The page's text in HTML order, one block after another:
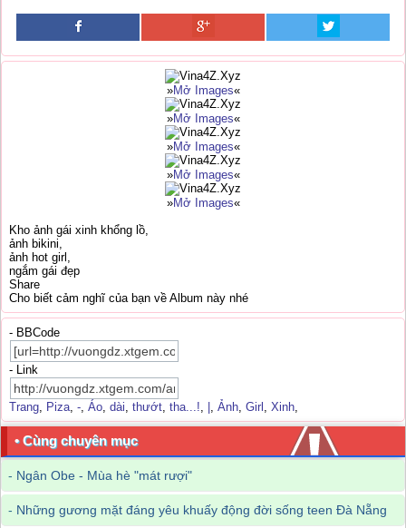
»Mở Images«
»Mở Images«
»Mở Images«
»Mở Images«
»Mở Images«
Kho ảnh gái xinh khổng lồ,
ảnh bikini,
ảnh hot girl,
ngắm gái đẹp
Share
Cho biết cảm nghĩ của bạn về Album này nhé
- BBCode
- Link
Trang, Piza, -, Áo, dài, thướt, tha...!, , Ảnh, Girl , Xinh,
• Cùng chuyên mục
- Ngân Obe - Mùa hè "mát rượi"
- Những gương mặt đáng yêu khuấy động đời sống teen Đà Nẵng